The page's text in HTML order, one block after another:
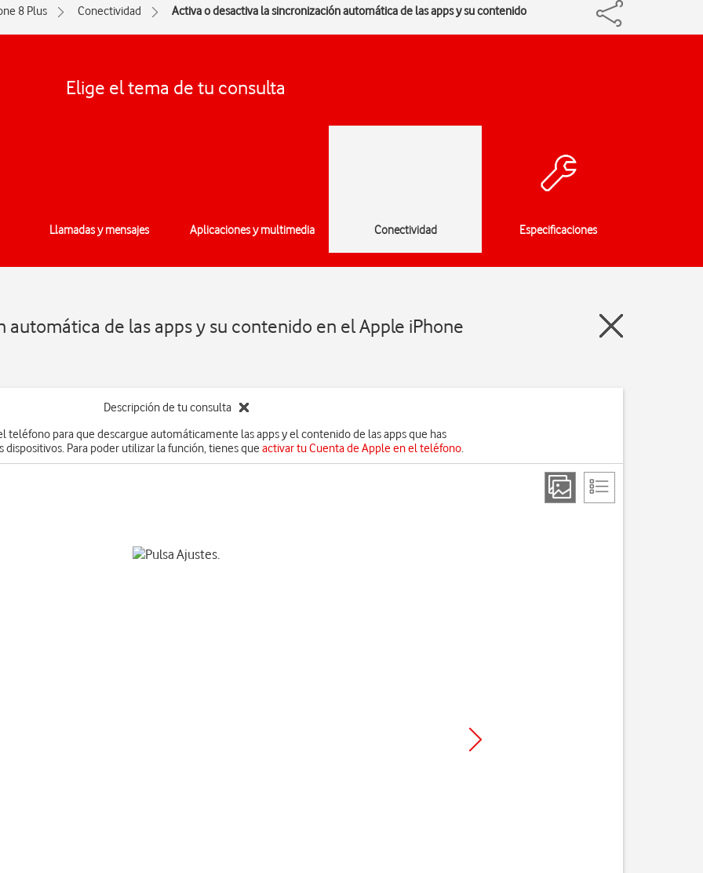
8 Plus Conectividad Activa o desactiva la sincronización automática de las apps y su contenido
Elige el tema de tu consulta
Llamadas y mensajes Aplicaciones y multimedia Conectividad Especificaciones
de las apps y su contenido en el Apple iPhone
Descripción de tu consulta
teléfono para que descargue automáticamente las apps y el contenido de las apps que has
dispositivos. Para poder utilizar la función, tienes que activar tu Cuenta de Apple en el teléfono.